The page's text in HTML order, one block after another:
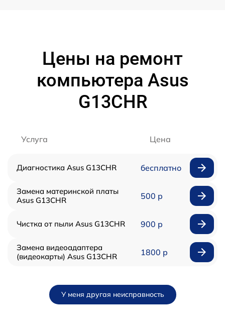
Цены на ремонт
компьютера Asus
G13CHR
Услуга Цена
Диагностика Asus G13CHR бесплатно
Замена материнской платы
Asus G13CHR
500 р
Чистка от пыли Asus G13CHR 900 р
Замена видеоадаптера
(видеокарты) Asus G13CHR
1800 р
У меня другая неисправность